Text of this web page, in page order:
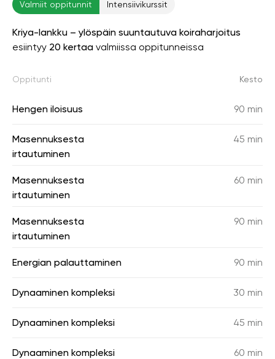
Valmiit oppitunnit Intensiivikurssit
Kriya-lankku – ylöspäin suuntautuva koiraharjoitus
esiintyy 20 kertaa valmiissa oppitunneissa
Oppitunti Kesto
Hengen iloisuus 90 min
Masennuksesta
irtautuminen
45 min
Masennuksesta
irtautuminen
60 min
Masennuksesta
irtautuminen
90 min
Energian palauttaminen 90 min
Dynaaminen kompleksi 30 min
Dynaaminen kompleksi 45 min
Dynaaminen kompleksi 60 min